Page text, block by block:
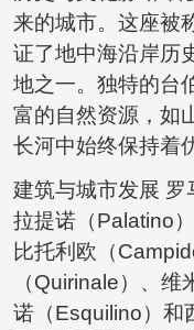
来的城市。这座被
证了地中海沿岸历
地之一。独特的台
富的自然资源，如
长河中始终保持着
建筑与城市发展 罗
拉提诺（Palatino
比托利欧（
（Quirinale）、
诺（Esquilino）和